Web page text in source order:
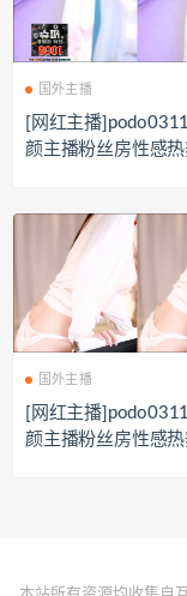
国外主播
[网红主播
颜主播粉丝房性感热
国外主播
[网红主播
颜主播粉丝房性感热